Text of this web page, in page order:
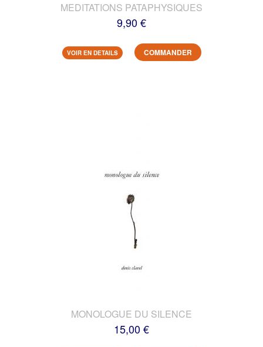
MEDITATIONS PATAPHYSIQUES
9,90 €
VOIR EN DETAILS COMMANDER
MONOLOGUE DU SILENCE
15,00 €